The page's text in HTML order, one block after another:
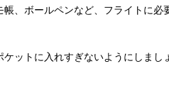
、ボールペンなど、フライトに必
ットに入れすぎないようにしまし